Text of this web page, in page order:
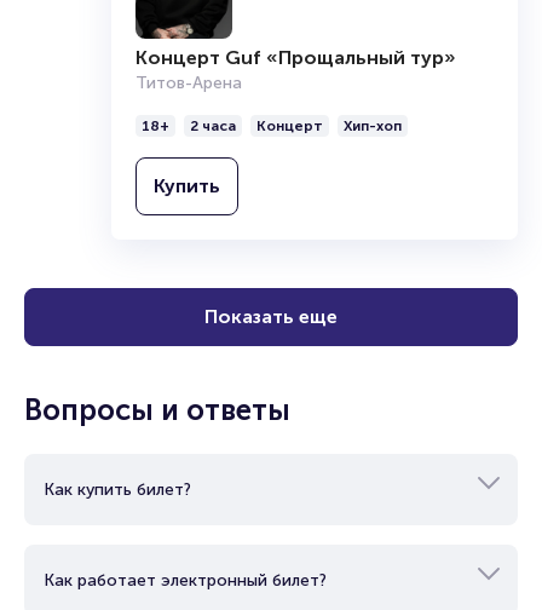
Концерт Guf «Прощальный тур»
Титов-Арена
18+ 2 часа Концерт Хип-хоп
Купить
Показать еще
Вопросы и ответы
Как купить билет?
Как работает электронный билет?